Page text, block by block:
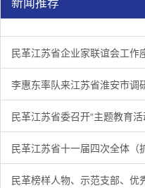
民革江苏省企业家联谊
1/3 李惠东率队来江苏省淮
2/3 民革江苏省委召开“主
3/3
民革江苏省企业家联谊会工作
李惠东率队来江苏省淮安市调
民革江苏省委召开“主题教育活
民革江苏省十一届四次全体（
民革榜样人物、示范支部、优